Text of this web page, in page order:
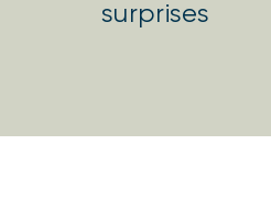
surprises